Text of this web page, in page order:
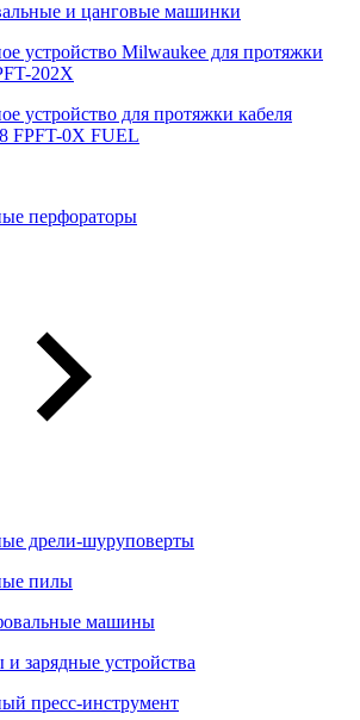
и цанговые машинки
устройство Milwaukee для протяжки
202X
устройство для протяжки кабеля
FPFT-0X FUEL
перфораторы
дрели-шуруповерты
пилы
машины
зарядные устройства
пресс-инструмент